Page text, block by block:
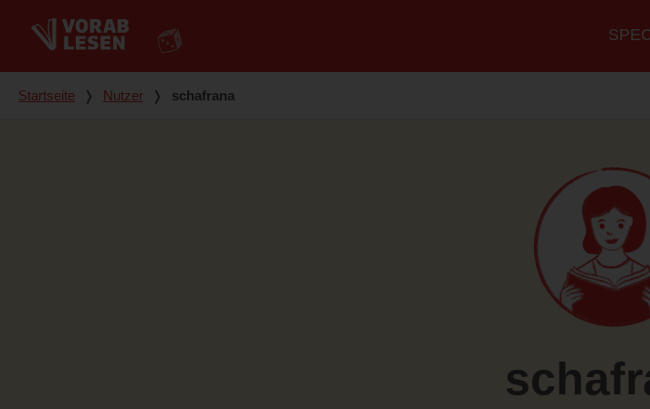
Du bist hier
Startseite ❭ Nutzer ❭ schafrana